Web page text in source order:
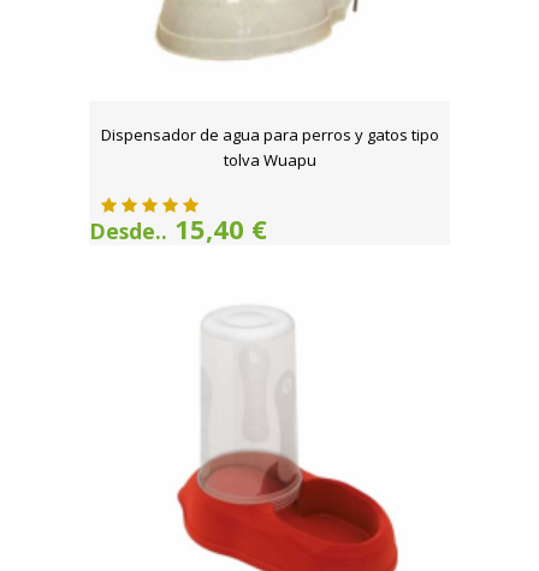
Dispensador de agua para perros y gatos tipo
tolva Wuapu
Desde.. 15,40 €